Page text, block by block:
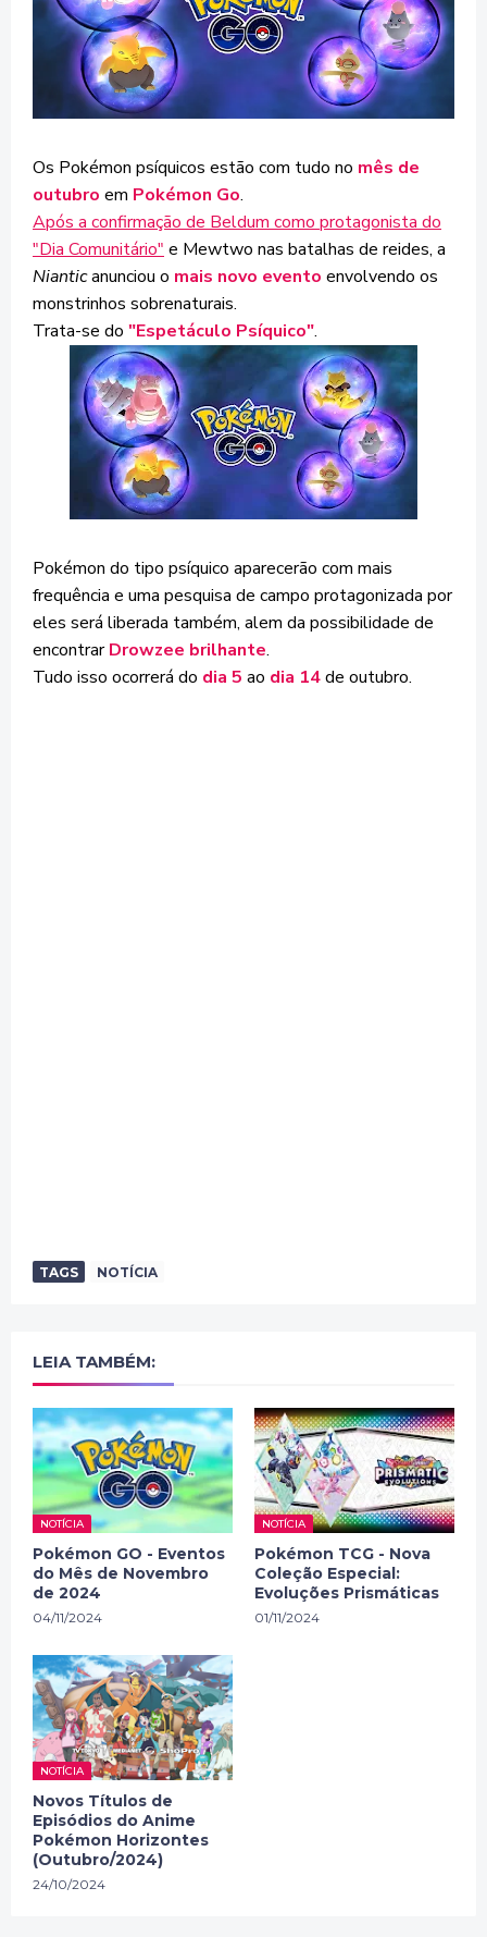
Os Pokémon psíquicos estão com tudo no mês de
outubro em Pokémon Go.
Após a confirmação de Beldum como protagonista do
"Dia Comunitário" e Mewtwo nas batalhas de reides, a
Nianticanunciou o mais novo evento envolvendo os
monstrinhos sobrenaturais.
Trata-se do "Espetáculo Psíquico".
Pokémon do tipo psíquico aparecerão com mais
frequência e uma pesquisa de campo protagonizada por
eles será liberada também, alem da possibilidade de
encontrarDrowzee brilhante.
Tudo isso ocorrerá do dia 5 ao dia 14de outubro.
TAGS NOTÍCIA
LEIA TAMBÉM:
NOTÍCIA
Pokémon GO - Eventos
do Mês de Novembro
de 2024
04/11/2024
NOTÍCIA
Pokémon TCG - Nova
Coleção Especial:
Evoluções Prismáticas
01/11/2024
NOTÍCIA
Novos Títulos de
Episódios do Anime
Pokémon Horizontes
(Outubro/2024)
24/10/2024